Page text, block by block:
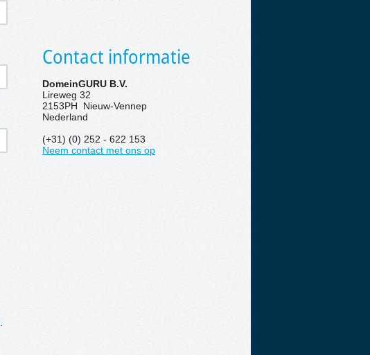
.
Contact informatie
DomeinGURU B.V.
Lireweg 32
2153PH Nieuw-Vennep
Nederland
(+31) (0) 252 - 622 153
Neem contact met ons op